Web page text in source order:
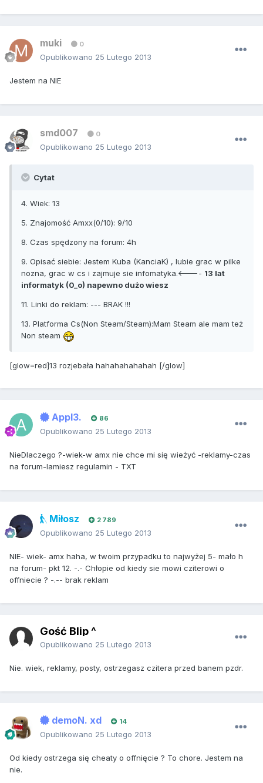
muki 0
Opublikowano 25 Lutego 2013
Jestem na NIE
smd007 0
Opublikowano 25 Lutego 2013
Cytat
4. Wiek: 13
5. Znajomość Amxx(0/10): 9/10
8. Czas spędzony na forum: 4h
9. Opisać siebie: Jestem Kuba (KanciaK) , lubie grac w pilke
nozna, grac w cs i zajmuje sie infomatyka.<---- 13 lat
informatyk (0_o) napewno dużo wiesz
11. Linki do reklam: --- BRAK !!!
13. Platforma Cs(Non Steam/Steam):Mam Steam ale mam też
Non steam
[glow=red]13 rozjebała hahahahahahah [/glow]
Appl3. 86
Opublikowano 25 Lutego 2013
NieDlaczego ?-wiek-w amx nie chce mi się wieżyć -reklamy-czas
na forum-lamiesz regulamin - TXT
Miłosz 2 789
Opublikowano 25 Lutego 2013
NIE- wiek- amx haha, w twoim przypadku to najwyżej 5- mało h
na forum- pkt 12. -.- Chłopie od kiedy sie mowi cziterowi o
offniecie ? -.-- brak reklam
Gość Blip ^
Opublikowano 25 Lutego 2013
Nie. wiek, reklamy, posty, ostrzegasz czitera przed banem pzdr.
demoN. xd 14
Opublikowano 25 Lutego 2013
Od kiedy ostrzega się cheaty o offnięcie ? To chore. Jestem na
nie.